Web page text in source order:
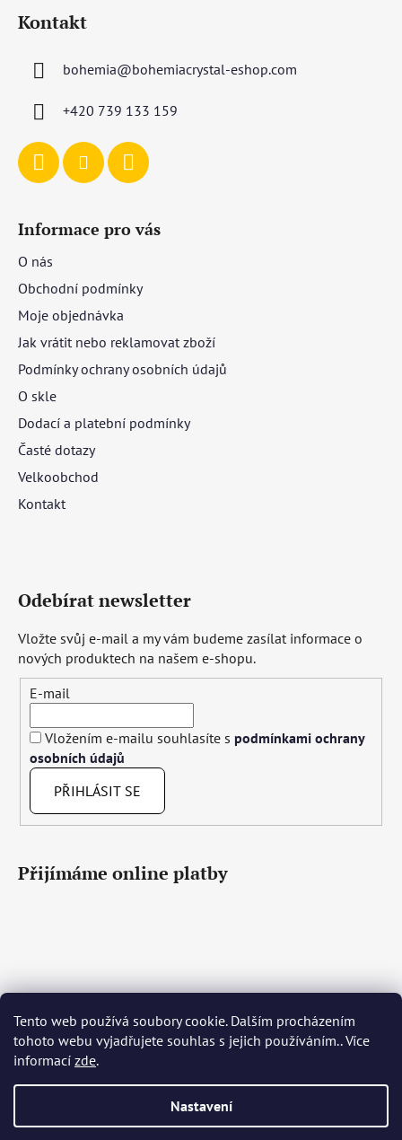
Tento web používá soubory cookie. Dalším procházením
tohoto webu vyjadřujete souhlas s jejich používáním.. Více
informací zde.
Nastavení
Kontakt
bohemia@bohemiacrystal-eshop.com
+420 739 133 159
Informace pro vás
O nás
Obchodní podmínky
Moje objednávka
Jak vrátit nebo reklamovat zboží
Podmínky ochrany osobních údajů
O skle
Dodací a platební podmínky
Časté dotazy
Velkoobchod
Kontakt
Odebírat newsletter
Vložte svůj e-mail a my vám budeme zasílat informace o
nových produktech na našem e-shopu.
E-mail
Vložením e-mailu souhlasíte s podmínkami ochrany
osobních údajů
PŘIHLÁSIT SE
Přijímáme online platby
Čeština Slovenčina English Deutsch Magyar
Język polski Română Italiano Español Français
Português
Nederlands Українська Ελληνικά Svenska Dansk